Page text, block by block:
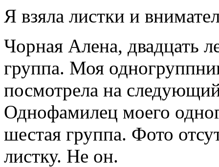
Я взяла листки и
Чорная Алена, двадцать
группа. Моя
посмотрела на
Однофамилец моего
шестая группа. Фото
листку. Не он.